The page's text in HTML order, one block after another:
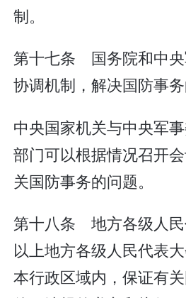
制。
第十七条 国务院和中
协调机制，解决国防事务
中央国家机关与中央军
部门可以根据情况召开
关国防事务的问题。
第十八条 地方各级人
以上地方各级人民代表
本行政区域内，保证有